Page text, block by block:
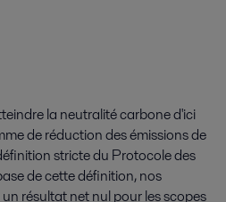
la neutralité carbone d'ici
de réduction des émissions de
stricte du Protocole des
de cette définition, nos
résultat net nul pour les scopes